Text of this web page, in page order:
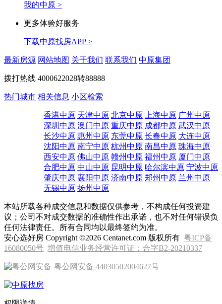
我的中原 >
更多体验好服务
下载中原找房APP >
最新房源 网站地图 关于我们 联系我们 中原集团
拨打热线 4000622028转88888
热门城市 相关信息 小区检索
香港中原 天津中原 北京中原 上海中原 广州中原
深圳中原 澳门中原 重庆中原 成都中原 武汉中原
长沙中原 惠州中原 东莞中原 长春中原 大连中原
沈阳中原 南宁中原 杭州中原 南昌中原 珠海中原
西安中原 佛山中原 赣州中原 福州中原 厦门中原
合肥中原 中山中原 昆明中原 哈尔滨中原 宁波中原
肇庆中原 襄阳中原 济南中原 郑州中原 兰州中原
无锡中原 扬州中原
本站所载各种成交信息和数据仅供参考，不构成任何投资建
议；公司不对成交数据的准确性作出承诺，也不对任何错误负
任何法律责任。所有合同均以最终签约为准。
安心选好房 Copyright ©2026 Centanet.com 版权所有 粤ICP备
16080050号 增值电信业务经营许可证：合字B2-20210337
粤公网安备 44030502004627号